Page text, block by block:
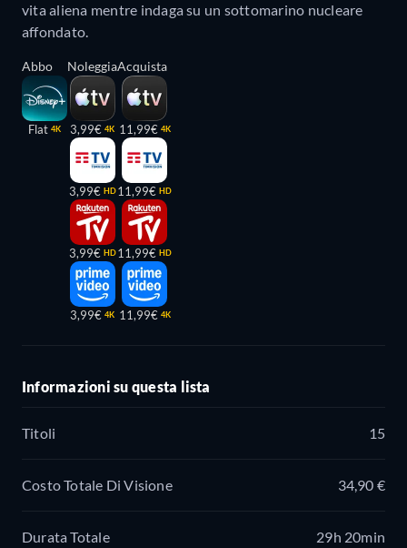
vita aliena mentre indaga su un sottomarino nucleare
affondato.
Abbo
Flat 4K
Noleggia
3,99€ 4K
3,99€ HD
3,99€ HD
3,99€ 4K
Acquista
11,99€ 4K
11,99€ HD
11,99€ HD
11,99€ 4K
Informazioni su questa lista
Titoli 15
Costo Totale Di Visione 34,90 €
Durata Totale 29h 20min